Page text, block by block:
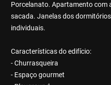
Porcelanato. Apartamento com
sacada. Janelas dos
individuais.
Características do edifício:
- Churrasqueira
- Espaço gourmet